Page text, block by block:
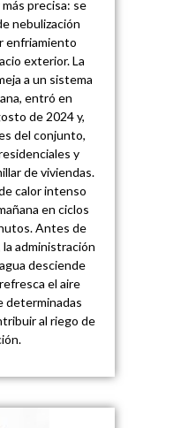
precisa: se
nebulización
enfriamiento
exterior. La
a un sistema
entró en
de 2024 y,
del conjunto,
y
de viviendas.
calor intenso
en ciclos
Antes de
administración
desciende
el aire
determinadas
al riego de